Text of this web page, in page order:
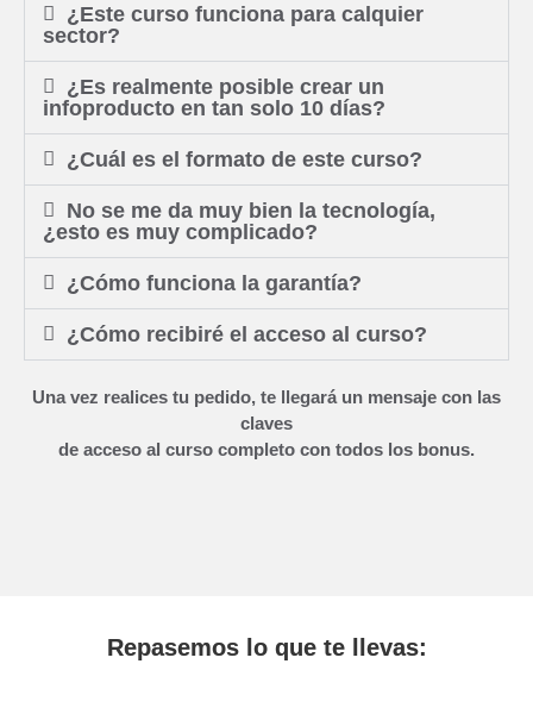
¿Este curso funciona para calquier
sector?
¿Es realmente posible crear un
infoproducto en tan solo 10 días?
¿Cuál es el formato de este curso?
No se me da muy bien la tecnología,
¿esto es muy complicado?
¿Cómo funciona la garantía?
¿Cómo recibiré el acceso al curso?
Una vez realices tu pedido, te llegará un mensaje con las
claves
de acceso al curso completo con todos los bonus.
Repasemos lo que te llevas: